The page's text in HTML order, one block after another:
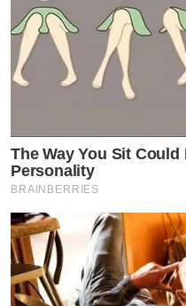
The Way You Sit Could
Personality
BRAINBERRIES